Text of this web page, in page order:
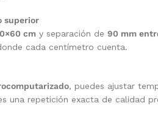
superior
cm y separación de 90 mm
cada centímetro cuenta.
, puedes ajustar
una repetición exacta de calidad